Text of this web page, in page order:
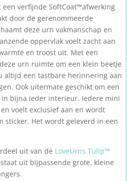
een verfijnde SoftCoat™afwerking
door de gerenommeerde
deze urn vakmanschap en
oppervlak voelt zacht aan
en troost uit. Met een
urn ruimte om een klein beetje
altijd een tastbare herinnering aan
Ook uitermate geschikt om een
bijna ieder interieur. Iedere mini
voelt exclusief aan en wordt
sticker. Het wordt geleverd in een
uit van de LoveUrns Tulip™
uit bijpassende grote, kleine